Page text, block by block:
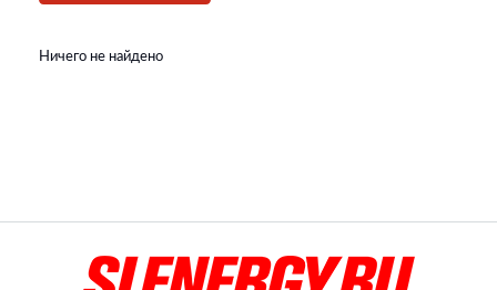
Ничего не найдено